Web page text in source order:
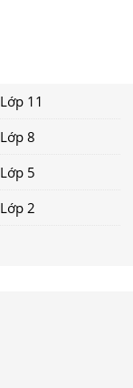
Lớp 11
Lớp 8
Lớp 5
Lớp 2